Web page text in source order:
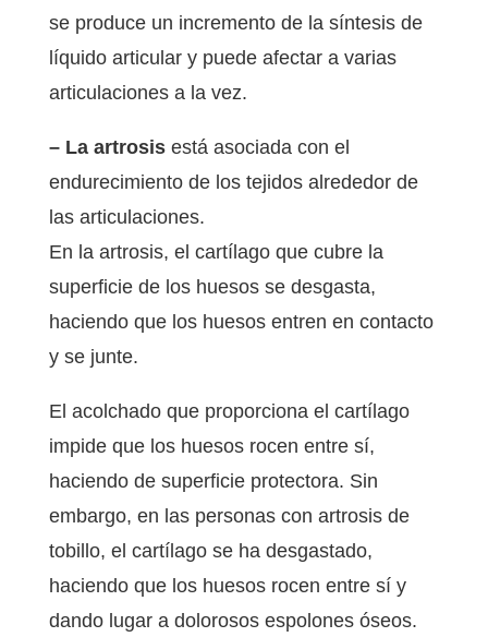
se produce un incremento de la síntesis de
líquido articular y puede afectar a varias
articulaciones a la vez.
– La artrosisestá asociada con el
endurecimiento de los tejidos alrededor de
las articulaciones.
En la artrosis, el cartílago que cubre la
superficie de los huesos se desgasta,
haciendo que los huesos entren en contacto
y se junte.
El acolchado que proporciona el cartílago
impide que los huesos rocen entre sí,
haciendo de superficie protectora. Sin
embargo, en las personas con artrosis de
tobillo, el cartílago se ha desgastado,
haciendo que los huesos rocen entre sí y
dando lugar a dolorosos espolones óseos.